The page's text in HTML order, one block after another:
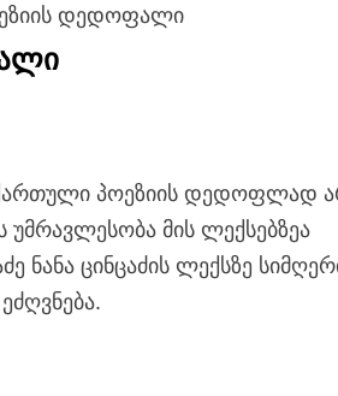
დედოფალი
ქართული პოეზიის დედოფლად
მის ლექსებზეა
ნანა ცინცაძის ლექსზე